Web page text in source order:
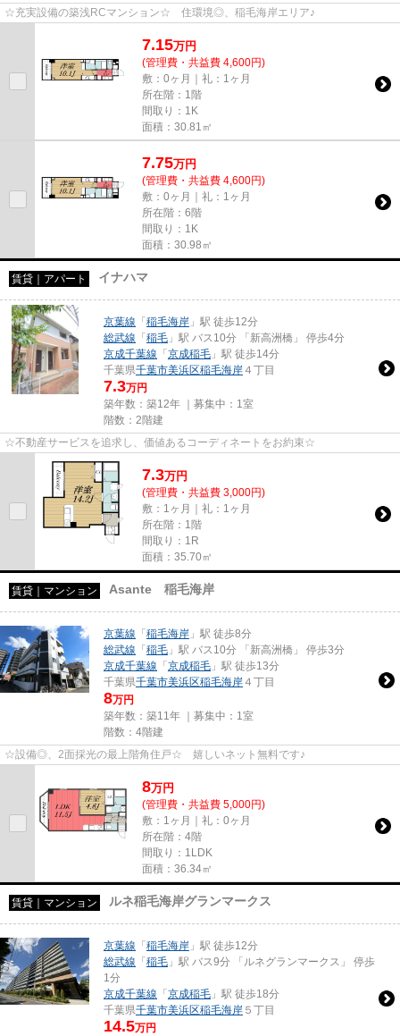
☆充実設備の築浅RCマンション☆ 住環境◎、稲毛海岸エリア♪
7.15万円
(管理費・共益費 4,600円)
敷：0ヶ月｜礼：1ヶ月
所在階：1階
間取り：1K
面積：30.81㎡
7.75万円
(管理費・共益費 4,600円)
敷：0ヶ月｜礼：1ヶ月
所在階：6階
間取り：1K
面積：30.98㎡
賃貸｜アパート イナハマ
京葉線 「稲毛海岸 」駅 徒歩12分
総武線 「稲毛 」駅 バス10分 「新高洲橋」 停歩4分
京成千葉線 「京成稲毛 」駅 徒歩14分
千葉県千葉市美浜区稲毛海岸 ４丁目
7.3万円
築年数：築12年 ｜募集中： 1室
階数：2階建
☆不動産サービスを追求し、価値あるコーディネートをお約束☆
7.3万円
(管理費・共益費 3,000円)
敷：1ヶ月｜礼：1ヶ月
所在階：1階
間取り：1R
面積：35.70㎡
賃貸｜マンション Asante 稲毛海岸
京葉線 「稲毛海岸 」駅 徒歩8分
総武線 「稲毛 」駅 バス10分 「新高洲橋」 停歩3分
京成千葉線 「京成稲毛 」駅 徒歩13分
千葉県千葉市美浜区稲毛海岸 ４丁目
8万円
築年数：築11年 ｜募集中： 1室
階数：4階建
☆設備◎、2面採光の最上階角住戸☆ 嬉しいネット無料です♪
8万円
(管理費・共益費 5,000円)
敷：1ヶ月｜礼：0ヶ月
所在階：4階
間取り：1LDK
面積：36.34㎡
賃貸｜マンション ルネ稲毛海岸グランマークス
京葉線 「稲毛海岸 」駅 徒歩12分
総武線 「稲毛 」駅 バス9分 「ルネグランマークス」 停歩
1分
京成千葉線 「京成稲毛 」駅 徒歩18分
千葉県千葉市美浜区稲毛海岸 ５丁目
14.5万円